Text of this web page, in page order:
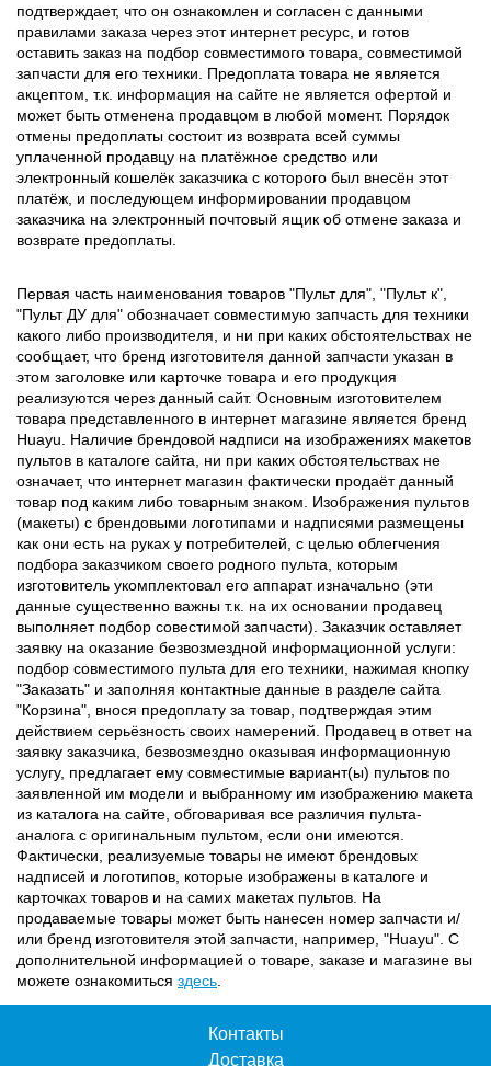
подтверждает, что он ознакомлен и согласен с данными
правилами заказа через этот интернет ресурс, и готов
оставить заказ на подбор совместимого товара, совместимой
запчасти для его техники. Предоплата товара не является
акцептом, т.к. информация на сайте не является офертой и
может быть отменена продавцом в любой момент. Порядок
отмены предоплаты состоит из возврата всей суммы
уплаченной продавцу на платёжное средство или
электронный кошелёк заказчика с которого был внесён этот
платёж, и последующем информировании продавцом
заказчика на электронный почтовый ящик об отмене заказа и
возврате предоплаты.
Первая часть наименования товаров "Пульт для", "Пульт к",
"Пульт ДУ для" обозначает совместимую запчасть для техники
какого либо производителя, и ни при каких обстоятельствах не
сообщает, что бренд изготовителя данной запчасти указан в
этом заголовке или карточке товара и его продукция
реализуются через данный сайт. Основным изготовителем
товара представленного в интернет магазине является бренд
Huayu. Наличие брендовой надписи на изображениях макетов
пультов в каталоге сайта, ни при каких обстоятельствах не
означает, что интернет магазин фактически продаёт данный
товар под каким либо товарным знаком. Изображения пультов
(макеты) с брендовыми логотипами и надписями размещены
как они есть на руках у потребителей, с целью облегчения
подбора заказчиком своего родного пульта, которым
изготовитель укомплектовал его аппарат изначально (эти
данные существенно важны т.к. на их основании продавец
выполняет подбор совестимой запчасти). Заказчик оставляет
заявку на оказание безвозмездной информационной услуги:
подбор совместимого пульта для его техники, нажимая кнопку
"Заказать" и заполняя контактные данные в разделе сайта
"Корзина", внося предоплату за товар, подтверждая этим
действием серьёзность своих намерений. Продавец в ответ на
заявку заказчика, безвозмездно оказывая информационную
услугу, предлагает ему совместимые вариант(ы) пультов по
заявленной им модели и выбранному им изображению макета
из каталога на сайте, обговаривая все различия пульта-
аналога с оригинальным пультом, если они имеются.
Фактически, реализуемые товары не имеют брендовых
надписей и логотипов, которые изображены в каталоге и
карточках товаров и на самих макетах пультов. На
продаваемые товары может быть нанесен номер запчасти и/
или бренд изготовителя этой запчасти, например, "Huayu". С
дополнительной информацией о товаре, заказе и магазине вы
можете ознакомиться здесь
Контакты
Доставка